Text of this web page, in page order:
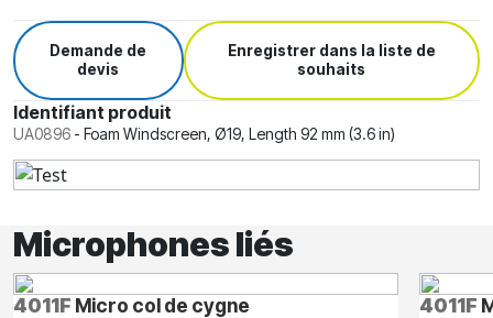
Demande de
devis
Enregistrer dans la liste de
souhaits
Identifiant produit
UA0896 - Foam Windscreen, Ø19, Length 92 mm (3.6 in)
Microphones liés
4011F Micro col de cygne 4011F